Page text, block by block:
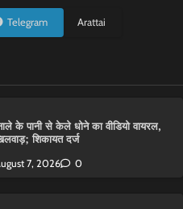
Telegram Arattai
के पानी से केले धोने का वीडियो वायरल,
शिकायत दर्ज
7, 2026 0